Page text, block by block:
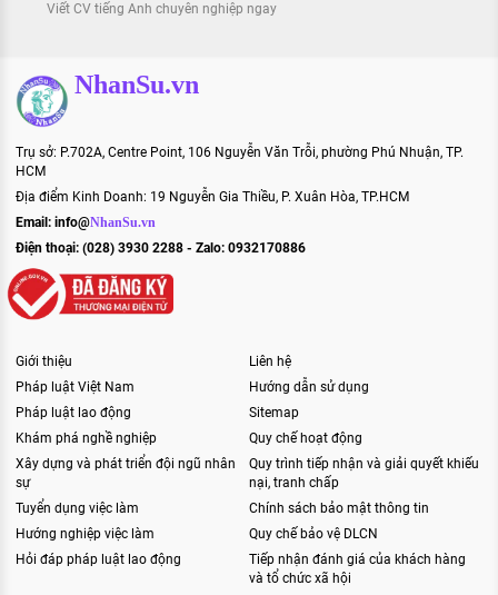
Viết CV tiếng Anh chuyên nghiệp ngay
NhanSu.vn
Trụ sở: P.702A, Centre Point, 106 Nguyễn Văn Trỗi, phường Phú Nhuận, TP.
HCM
Địa điểm Kinh Doanh: 19 Nguyễn Gia Thiều, P. Xuân Hòa, TP.HCM
Email: info@NhanSu.vn
Điện thoại: (028) 3930 2288 - Zalo: 0932170886
Giới thiệu
Pháp luật Việt Nam
Pháp luật lao động
Khám phá nghề nghiệp
Xây dựng và phát triển đội ngũ nhân
sự
Tuyển dụng việc làm
Hướng nghiệp việc làm
Hỏi đáp pháp luật lao động
Liên hệ
Hướng dẫn sử dụng
Sitemap
Quy chế hoạt động
Quy trình tiếp nhận và giải quyết khiếu
nại, tranh chấp
Chính sách bảo mật thông tin
Quy chế bảo vệ DLCN
Tiếp nhận đánh giá của khách hàng
và tổ chức xã hội